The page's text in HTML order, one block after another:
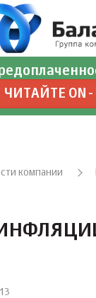
ЧИТАЙТЕ ON-
компании